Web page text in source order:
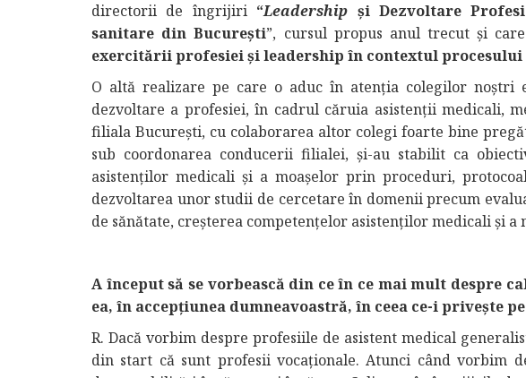
directorii de îngrijiri “Leadership și Dezvoltare
sanitare din București”, cursul propus anul trecut și
exercitării profesiei și leadership în contextul
O altă realizare pe care o aduc în atenția colegilor noștri
dezvoltare a profesiei, în cadrul căruia asistenții medicali,
filiala București, cu colaborarea altor colegi foarte bine
sub coordonarea conducerii filialei, și-au stabilit ca
asistenților medicali și a moașelor prin proceduri,
dezvoltarea unor studii de cercetare în domenii precum
de sănătate, creșterea competențelor asistenților medicali și a
A început să se vorbească din ce în ce mai mult despre
ea, în accepțiunea dumneavoastră, în ceea ce-i privește
R. Dacă vorbim despre profesiile de asistent medical
din start că sunt profesii vocaţionale. Atunci când vorbim